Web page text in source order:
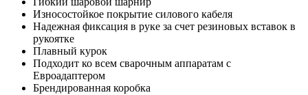
Износостойкое покрытие силового кабеля
Надежная фиксация в руке за счет резиновых вставок в
рукоятке
Плавный курок
Подходит ко всем сварочным аппаратам с
Евроадаптером
Брендированная коробка